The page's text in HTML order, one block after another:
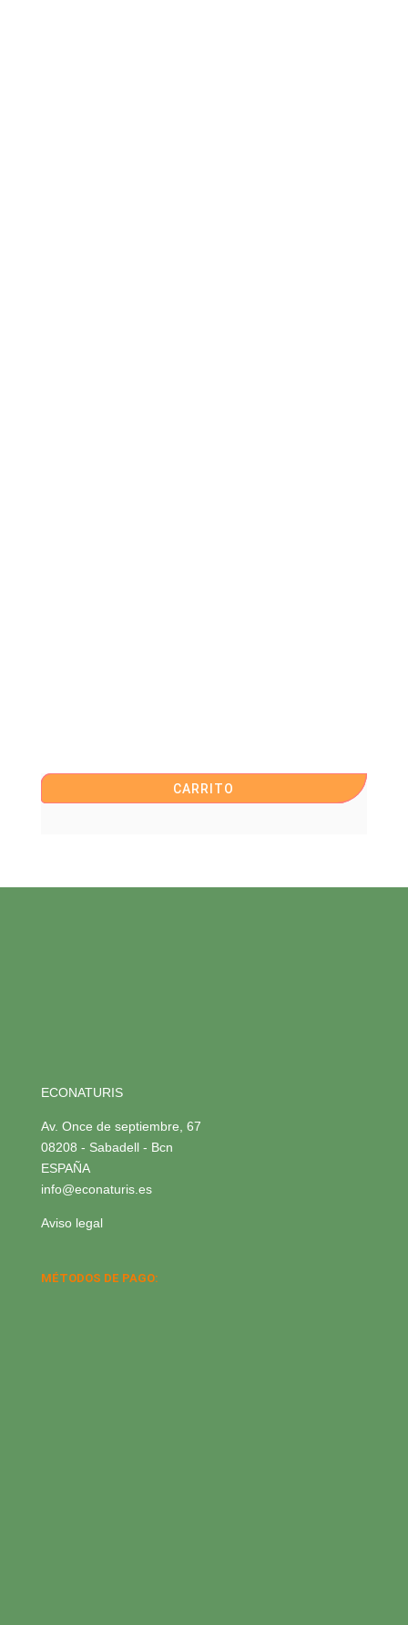
CARRITO
ECONATURIS
Av. Once de septiembre, 67
08208 - Sabadell - Bcn
ESPAÑA
info@econaturis.es
Aviso legal
MÉTODOS DE PAGO: